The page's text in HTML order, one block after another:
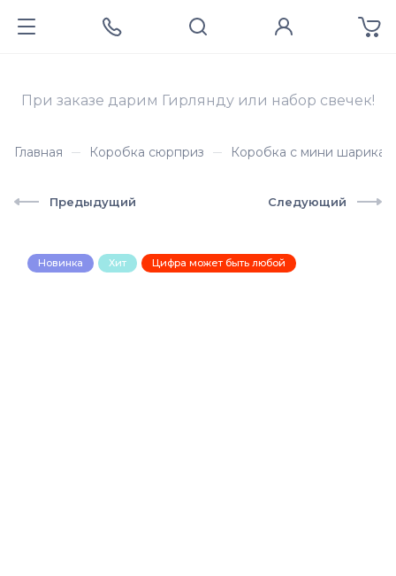
При заказе дарим Гирлянду или набор свечек!
Главная Коробка сюрприз Коробка с мини
Предыдущий Следующий
Новинка Хит Цифра может быть любой